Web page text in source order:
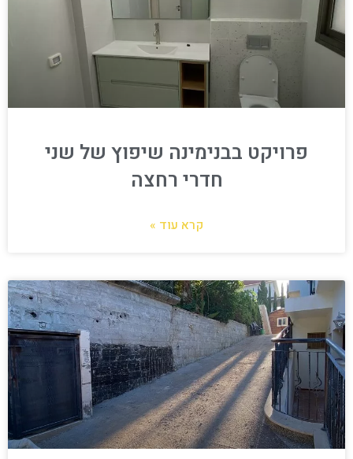
פרויקט בבנימינה שיפוץ של שני
חדרי רחצה
קרא עוד »